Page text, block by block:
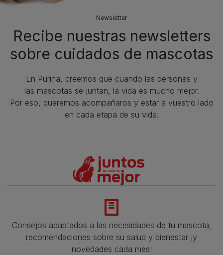
Newsletter
Recibe nuestras newsletters
sobre cuidados de mascotas​
En Purina, creemos que cuando las personas y
las mascotas se juntan, la vida es mucho mejor.
Por eso, queremos acompañaros y estar a vuestro lado
en cada etapa de su vida.​
Consejos adaptados a las necesidades de tu mascota,
recomendaciones sobre su salud y bienestar ¡y
novedades cada mes!